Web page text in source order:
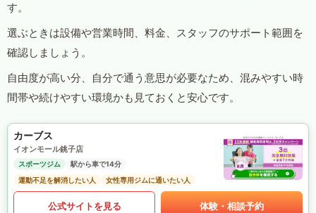
す。
選ぶときは設備や営業時間、料金、スタッフのサポート範囲を
確認しましょう。
自由度が高い分、自分で通う意思が必要なため、混みやすい時
間帯や続けやすい環境かも見ておくと安心です。
カーブス
イオンモール銚子店
スポーツジム
駅から車で14分
運動不足を解消したい人
女性専用ジムに通いたい人
公式サイトを見る 体験・相談予約